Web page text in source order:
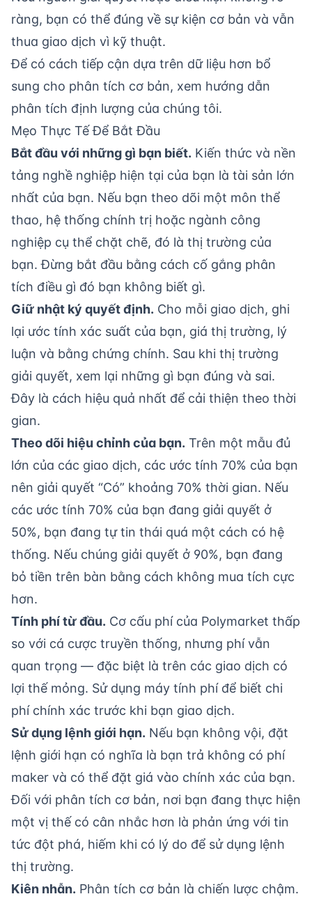
ràng, bạn có thể đúng về sự kiện cơ bản và vẫn
thua giao dịch vì kỹ thuật.
Để có cách tiếp cận dựa trên dữ liệu hơn bổ
sung cho phân tích cơ bản, xem hướng dẫn
phân tích định lượng của chúng tôi.
Mẹo Thực Tế Để Bắt Đầu
Bắt đầu với những gì bạn biết. Kiến thức và nền
tảng nghề nghiệp hiện tại của bạn là tài sản lớn
nhất của bạn. Nếu bạn theo dõi một môn thể
thao, hệ thống chính trị hoặc ngành công
nghiệp cụ thể chặt chẽ, đó là thị trường của
bạn. Đừng bắt đầu bằng cách cố gắng phân
tích điều gì đó bạn không biết gì.
Giữ nhật ký quyết định. Cho mỗi giao dịch, ghi
lại ước tính xác suất của bạn, giá thị trường, lý
luận và bằng chứng chính. Sau khi thị trường
giải quyết, xem lại những gì bạn đúng và sai.
Đây là cách hiệu quả nhất để cải thiện theo thời
gian.
Theo dõi hiệu chỉnh của bạn. Trên một mẫu đủ
lớn của các giao dịch, các ước tính 70% của bạn
nên giải quyết “Có” khoảng 70% thời gian. Nếu
các ước tính 70% của bạn đang giải quyết ở
50%, bạn đang tự tin thái quá một cách có hệ
thống. Nếu chúng giải quyết ở 90%, bạn đang
bỏ tiền trên bàn bằng cách không mua tích cực
hơn.
Tính phí từ đầu. Cơ cấu phícủa Polymarket thấp
so với cá cược truyền thống, nhưng phí vẫn
quan trọng — đặc biệt là trên các giao dịch có
lợi thế mỏng. Sử dụng máy tính phíđể biết chi
phí chính xác trước khi bạn giao dịch.
Sử dụng lệnh giới hạn. Nếu bạn không vội, đặt
lệnh giới hạn có nghĩa là bạn trả không có phí
maker và có thể đặt giá vào chính xác của bạn.
Đối với phân tích cơ bản, nơi bạn đang thực hiện
một vị thế có cân nhắc hơn là phản ứng với tin
tức đột phá, hiếm khi có lý do để sử dụng lệnh
thị trường.
Kiên nhẫn. Phân tích cơ bản là chiến lược chậm.